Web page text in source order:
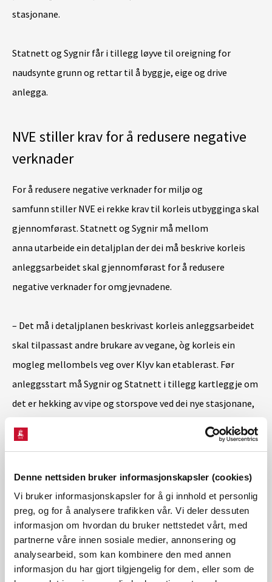
Denne nettsiden bruker informasjonskapsler (cookies)
Vi bruker informasjonskapsler for å gi innhold et personlig
preg, og for å analysere trafikken vår. Vi deler dessuten
informasjon om hvordan du bruker nettstedet vårt, med
partnerne våre innen sosiale medier, annonsering og
analysearbeid, som kan kombinere den med annen
informasjon du har gjort tilgjengelig for dem, eller som de
stasjonane.
Statnett og Sygnir får i tillegg løyve til oreigning for
naudsynte grunn og rettar til å byggje, eige og drive
anlegga.
NVE stiller krav for å redusere negative
verknader
For å redusere negative verknader for miljø og
samfunn stiller NVE ei rekke krav til korleis utbygginga skal
gjennomførast. Statnett og Sygnir må mellom
anna utarbeide ein detaljplan der dei må beskrive korleis
anleggsarbeidet skal gjennomførast for å redusere
negative verknader for omgjevnadene.
– Det må i detaljplanen beskrivast korleis anleggsarbeidet
skal tilpassast andre brukare av vegane, òg korleis ein
mogleg mellombels veg over Klyv kan etablerast. Før
anleggsstart må Sygnir og Statnett i tillegg kartleggje om
det er hekking av vipe og storspove ved dei nye stasjonane,
grunneigarar og andre rettshavarar og godkjennast av NVE
før anleggsarbeida kan starte.
NVE har
ikkje ferdigbehandla kraftleidningane